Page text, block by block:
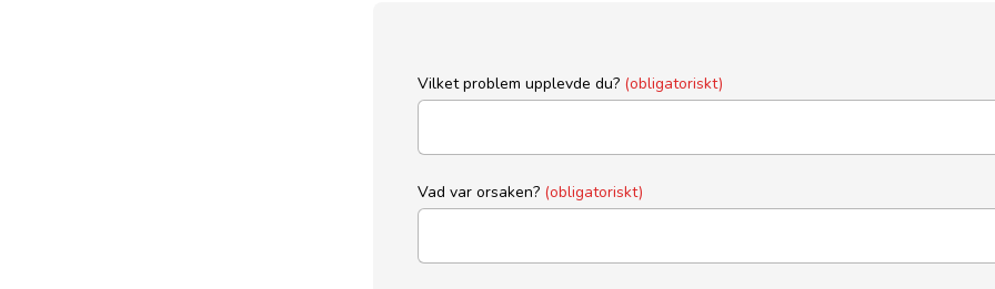
Vilket problem upplevde du? (obligatoriskt)
Vad var orsaken? (obligatoriskt)